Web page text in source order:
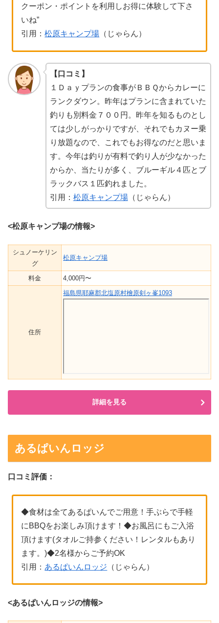
クーポン・ポイントを利用しお得に体験して下さ
いね”
引用：松原キャンプ場 （じゃらん）
【口コミ】
１Ｄａｙプランの食事がＢＢＱからカレーに
ランクダウン。昨年はプランに含まれていた
釣りも別料金７００円。昨年を知るものとし
ては少しがっかりですが、それでもカヌー乗
り放題なので、これでもお得なのだと思いま
す。今年は釣りが有料で釣り人が少なかった
からか、当たりが多く、ブルーギル４匹とブ
ラックバス１匹釣れました。
引用： 松原キャンプ場（じゃらん）
<松原キャンプ場の情報>
シュノーケリン
グ
松原キャンプ場
料金 4,000円〜
住所
福島県耶麻郡北塩原村檜原剣ヶ峯1093
詳細を見る
あるぱいんロッジ
口コミ評価：
◆食材は全てあるぱいんでご用意！手ぶらで手軽
にBBQをお楽しみ頂けます！◆お風呂にもご入浴
頂けます(タオルご持参ください！レンタルもあり
ます。)◆2名様からご予約OK
引用： あるぱいんロッジ （じゃらん）
<あるぱいんロッジの情報>